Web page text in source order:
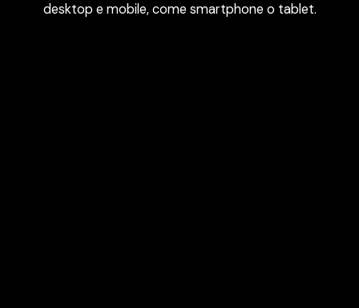
desktop e mobile, come smartphone o tablet.